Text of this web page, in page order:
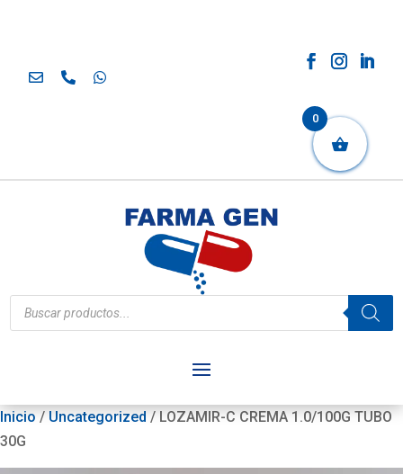
Búsqueda
de
productos
Inicio / Uncategorized / LOZAMIR-C CREMA 1.0/100G TUBO
30G
0